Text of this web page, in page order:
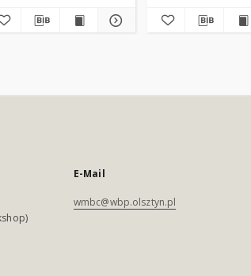
E-Mail
wmbc@wbp.olsztyn.pl